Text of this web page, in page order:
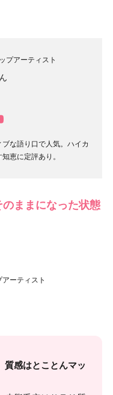
プアーティスト
な語り口で人気。ハイカ
恵に定評あり。
ままになった状態
ーティスト
質感はとことんマッ